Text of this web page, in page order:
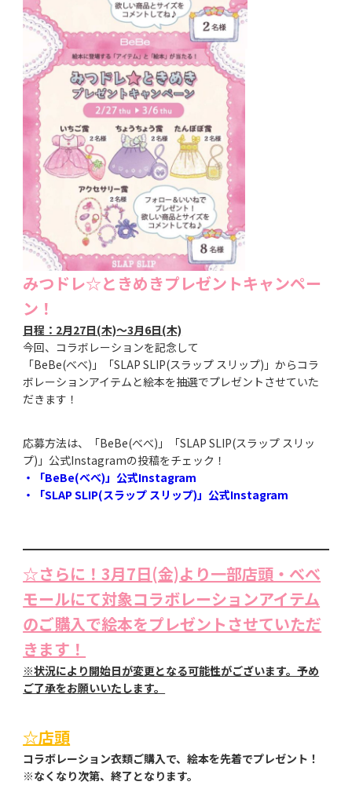
みつドレ☆ときめきプレゼントキャンペー
ン！
日程：2月27日(木)～3月6日(木)
今回、コラボレーションを記念して
「BeBe(べべ)」「SLAP SLIP(スラップ スリップ)」からコラ
ボレーションアイテムと絵本を抽選でプレゼントさせていた
だきます！
応募方法は、「BeBe(べべ)」「SLAP SLIP(スラップ スリッ
プ)」公式Instagramの投稿をチェック！
・「BeBe(べべ)」公式Instagram
・「SLAP SLIP(スラップ スリップ)」公式Instagram
☆さらに！3月7日(金)より一部店頭・べべ
モールにて対象コラボレーションアイテム
のご購入で絵本をプレゼントさせていただ
きます！
※状況により開始日が変更となる可能性がございます。予め
ご了承をお願いいたします。
☆店頭
コラボレーション衣類ご購入で、絵本を先着でプレゼント！
※なくなり次第、終了となります。